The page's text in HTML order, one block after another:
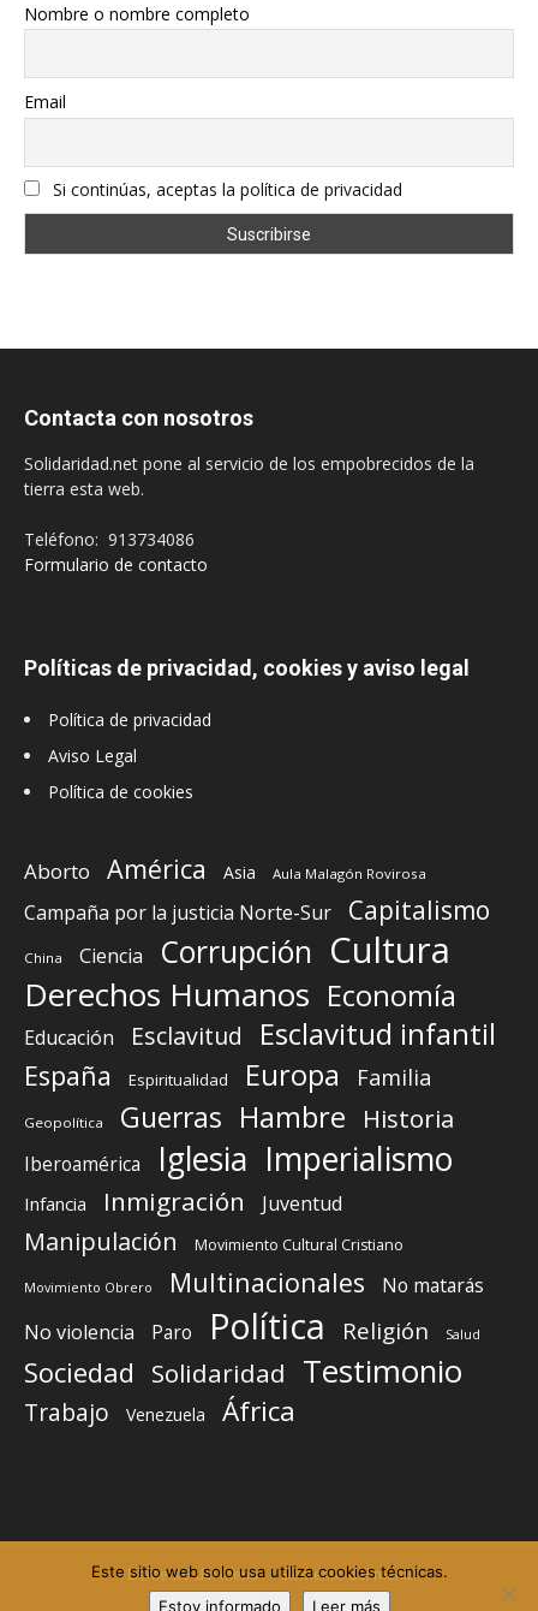
Nombre o nombre completo
Email
Si continúas, aceptas la política de privacidad
Contacta con nosotros
Solidaridad.net pone al servicio de los empobrecidos de la
tierra esta web.
Teléfono: 913734086
Formulario de contacto
Políticas de privacidad, cookies y aviso legal
Política de privacidad
Aviso Legal
Política de cookies
Aborto América Asia Aula Malagón Rovirosa
Campaña por la justicia Norte-Sur Capitalismo
China Ciencia Corrupción Cultura
Derechos Humanos Economía
Educación Esclavitud Esclavitud infantil
España Espiritualidad Europa Familia
Geopolítica Guerras Hambre Historia
Iberoamérica Iglesia Imperialismo
Infancia Inmigración Juventud
Manipulación Movimiento Cultural Cristiano
Movimiento Obrero Multinacionales
No matarás
No violencia
Paro Política Religión Salud
Sociedad Solidaridad Testimonio
Trabajo Venezuela África
Elemento del menú Elemento del menú
Este sitio web solo usa utiliza cookies técnicas.
Estoy informado
Leer más